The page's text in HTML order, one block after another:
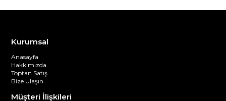
Kurumsal
Anasayfa
Hakkımızda
Toptan Satış
Bize Ulaşın
Müşteri İlişkileri